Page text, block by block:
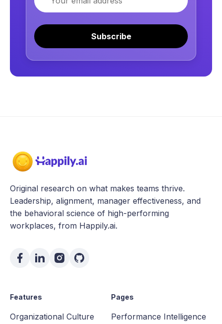
Subscribe
Original research on what makes teams thrive.
Leadership, alignment, manager effectiveness, and
the behavioral science of high-performing
workplaces, from Happily.ai.
Features
Organizational Culture
Pages
Performance Intelligence